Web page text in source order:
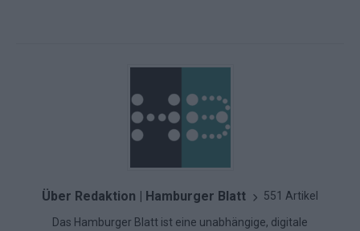
Über Redaktion | Hamburger Blatt 551 Artikel
Das Hamburger Blatt ist eine unabhängige, digitale